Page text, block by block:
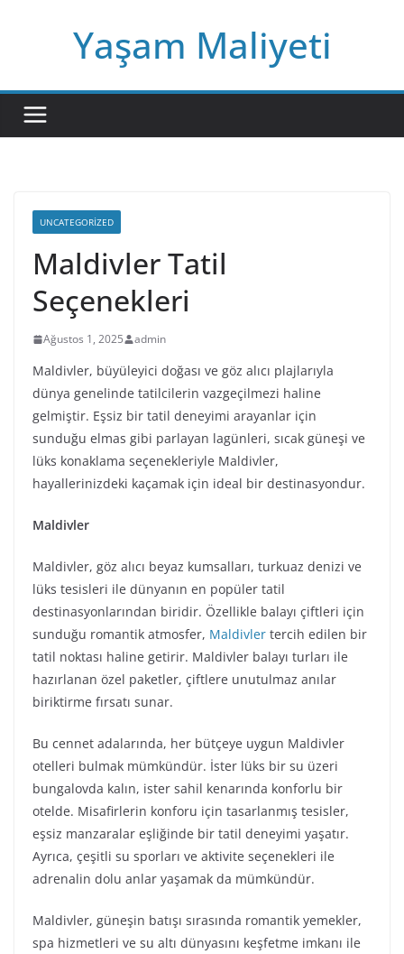
Yaşam Maliyeti
UNCATEGORIZED
Maldivler Tatil
Seçenekleri
Ağustos 1, 2025 admin
Maldivler, büyüleyici doğası ve göz alıcı plajlarıyla
dünya genelinde tatilcilerin vazgeçilmezi haline
gelmiştir. Eşsiz bir tatil deneyimi arayanlar için
sunduğu elmas gibi parlayan lagünleri, sıcak güneşi ve
lüks konaklama seçenekleriyle Maldivler,
hayallerinizdeki kaçamak için ideal bir destinasyondur.
Maldivler
Maldivler, göz alıcı beyaz kumsalları, turkuaz denizi ve
lüks tesisleri ile dünyanın en popüler tatil
destinasyonlarından biridir. Özellikle balayı çiftleri için
sunduğu romantik atmosfer, Maldivler tercih edilen bir
tatil noktası haline getirir. Maldivler balayı turları ile
hazırlanan özel paketler, çiftlere unutulmaz anılar
biriktirme fırsatı sunar.
Bu cennet adalarında, her bütçeye uygun Maldivler
otelleri bulmak mümkündür. İster lüks bir su üzeri
bungalovda kalın, ister sahil kenarında konforlu bir
otelde. Misafirlerin konforu için tasarlanmış tesisler,
eşsiz manzaralar eşliğinde bir tatil deneyimi yaşatır.
Ayrıca, çeşitli su sporları ve aktivite seçenekleri ile
adrenalin dolu anlar yaşamak da mümkündür.
Maldivler, güneşin batışı sırasında romantik yemekler,
spa hizmetleri ve su altı dünyasını keşfetme imkanı ile